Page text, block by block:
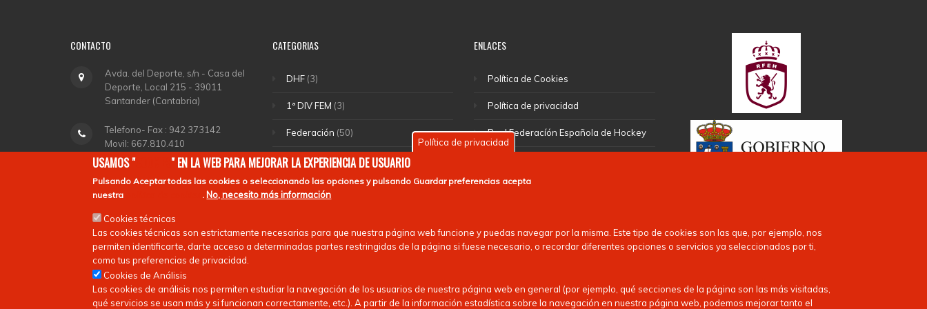
CONTACTO
Avda. del Deporte, s/n - Casa del
Deporte, Local 215 - 39011
Santander (Cantabria)
Telefono- Fax : 942 373142
Movil: 667.810.410
fchockey@fcanthockey.com
Jueves de 18,00 a 20,00.
CATEGORIAS
DHF(3)
1ª DIV FEM (3)
Federación (50)
Selecciones(46)
DHA(1)
Ligas nacionales
ENLACES
Política de Cookies
Política de privacidad
Real Federacíón Española de Hockey
Política de privacidad
USAMOS "COOKIES " EN LA WEB PARA MEJORAR LA EXPERIENCIA DE USUARIO
PulsandoAceptar todas las cookies o seleccionando las opciones y pulsando Guardar preferencias acepta
nuestra
. No, necesito más información
Cookies técnicas
Las cookies técnicas son estrictamente necesarias para que nuestra página web funcione y puedas navegar por la misma. Este tipo de cookies son las que, por ejemplo, nos
permiten identificarte, darte acceso a determinadas partes restringidas de la página si fuese necesario, o recordar diferentes opciones o servicios ya seleccionados por ti,
como tus preferencias de privacidad.
Cookies de Análisis
Las cookies de análisis nos permiten estudiar la navegación de los usuarios de nuestra página web en general (por ejemplo, qué secciones de la página son las más visitadas,
qué servicios se usan más y si funcionan correctamente, etc.). A partir de la información estadística sobre la navegación en nuestra página web, podemos mejorar tanto el